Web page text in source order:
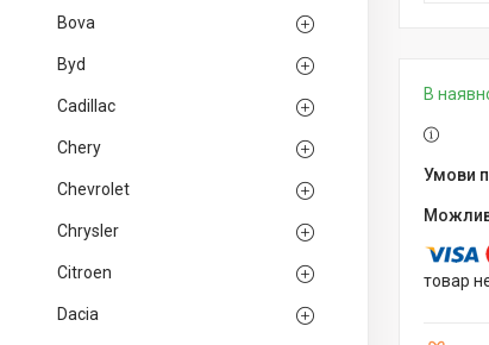
Bova
Byd
Cadillac
Chery
Chevrolet
Chrysler
Citroen
Dacia
В
товар